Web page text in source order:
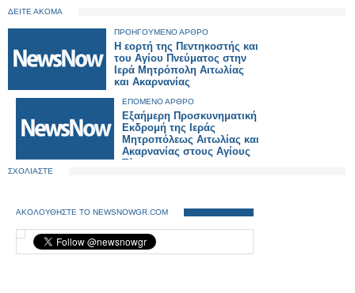
ΔΕΙΤΕ ΑΚΟΜΑ
ΠΡΟΗΓΟΥΜΕΝΟ ΑΡΘΡΟ
Η εορτή της Πεντηκοστής και
του Αγίου Πνεύματος στην
Ιερά Μητρόπολη Αιτωλίας
και Ακαρνανίας
ΕΠΟΜΕΝΟ ΑΡΘΡΟ
Εξαήμερη Προσκυνηματική
Εκδρομή της Ιεράς
Μητροπόλεως Αιτωλίας και
Ακαρνανίας στους Αγίους
Τόπους
ΣΧΟΛΙΑΣΤΕ
ΑΚΟΛΟΥΘΗΣΤΕ ΤΟ NEWSNOWGR.COM